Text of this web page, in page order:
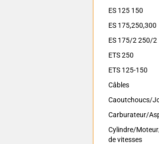
ES 125 150
ES 175,250,300
ES 175/2 250/2
ETS 250
ETS 125-150
Câbles
Caoutchoucs/
Carburateur/
Cylindre/
de vitesses